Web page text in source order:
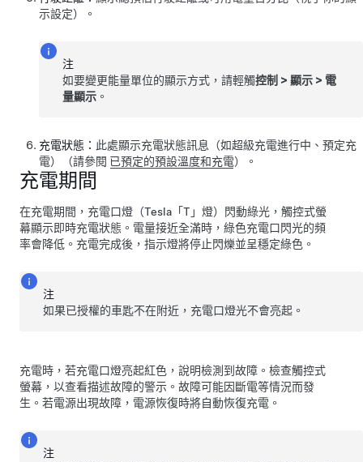
示設定）。
注
如要變更能量單位的顯示方式，請輕觸控制 >顯示 > 電
量顯示 。
充電狀態： 此處顯示充電狀態訊息（如超級充電進行中、預定充
電）（請參閱 已預定的預設溫度和充電）。
充電期間
在充電期間，充電口燈 （Tesla「T」燈） 閃動綠光， 觸控式螢
幕顯示即時充電狀態。電量接近全滿時，綠色充電口閃光的頻
率會降低。充電完成後，指示燈將停止閃爍並呈穩定綠色。
注
如果已授權的車匙不在附近，充電口燈光不會亮起。
充電時，若充電口燈亮起紅色，說明檢測到故障。檢查觸控式
螢幕，以查看描述故障的警示。故障可能因斷電等情況而發
生。若電源出現故障，電源恢復時將自動恢復充電。
注